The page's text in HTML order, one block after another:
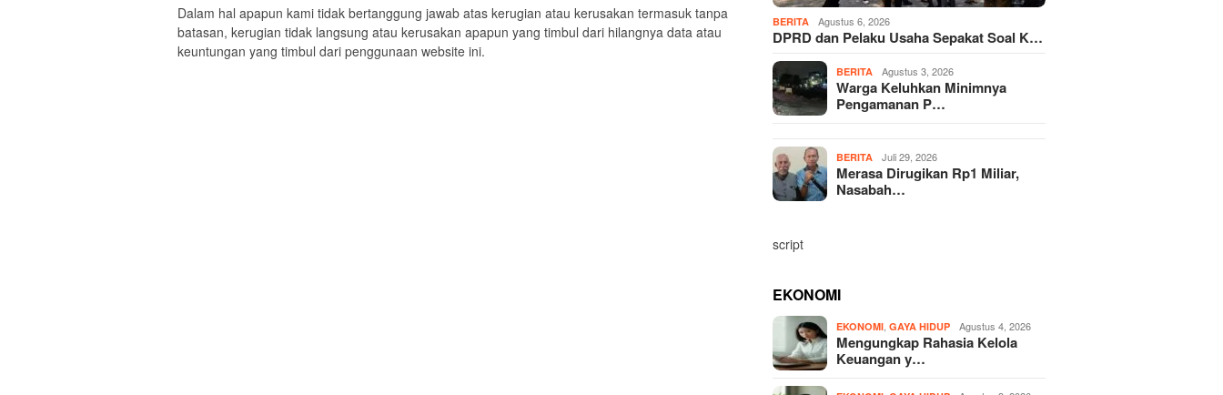
Dalam hal apapun kami tidak bertanggung jawab atas kerugian atau kerusakan termasuk tanpa
batasan, kerugian tidak langsung atau kerusakan apapun yang timbul dari hilangnya data atau
keuntungan yang timbul dari penggunaan website ini.
BERITA Agustus 6, 2026
DPRD dan Pelaku Usaha Sepakat Soal K…
BERITA Agustus 3, 2026
Warga Keluhkan Minimnya
Pengamanan P…
BERITA Juli 29, 2026
Merasa Dirugikan Rp1 Miliar,
Nasabah…
script
EKONOMI
EKONOMI ,GAYA HIDUP Agustus 4, 2026
Mengungkap Rahasia Kelola
Keuangan y…